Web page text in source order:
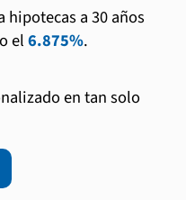
hipotecas a 30 años
el6.875%.
en tan solo